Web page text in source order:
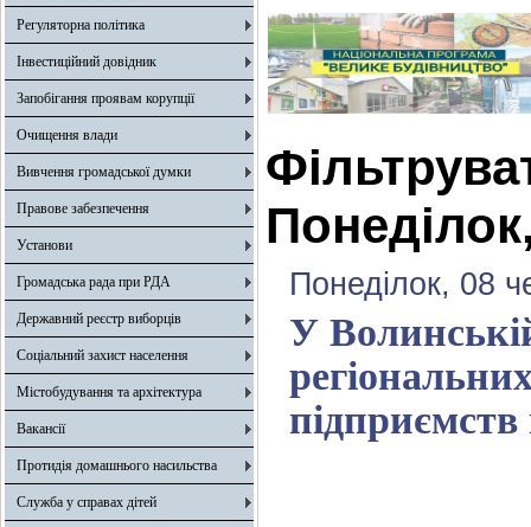
Регуляторна політика
Інвестиційний довідник
Запобігання проявам корупції
Очищення влади
Вивчення громадської думки
Правове забезпечення
Установи
Громадська рада при РДА
Державний реєстр виборців
Соціальний захист населення
Містобудування та архітектура
Вакансії
Протидія домашнього насильства
Служба у справах дітей
Понеділок, 08
У